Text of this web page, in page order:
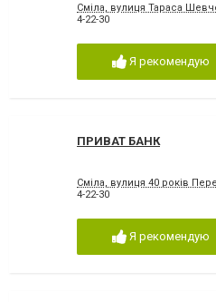
Сміла, вулиця Тараса
4-22-30
Я рекомендую
ПРИВАТ БАНК
Сміла, вулиця 40 років
4-22-30
Я рекомендую